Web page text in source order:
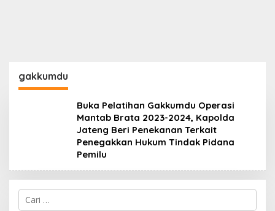
gakkumdu
Buka Pelatihan Gakkumdu Operasi
Mantab Brata 2023-2024, Kapolda
Jateng Beri Penekanan Terkait
Penegakkan Hukum Tindak Pidana
Pemilu
Cari
untuk: